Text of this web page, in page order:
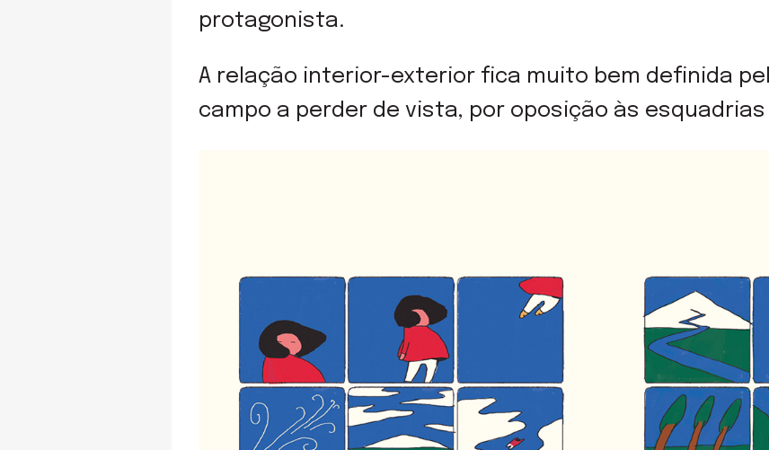
protagonista.
A relação interior-exterior fica muito bem definida
campo a perder de vista, por oposição às